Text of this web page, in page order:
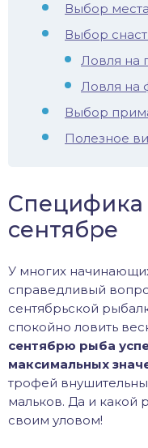
Выбор места
Выбор
Ловля на
Ловля на
Выбор
Полезное
Специфика
сентябре
У многих
справедливый
сентябрьской
спокойно ловить
сентябрю рыба
максимальных
трофей
мальков. Да и какой
своим уловом!